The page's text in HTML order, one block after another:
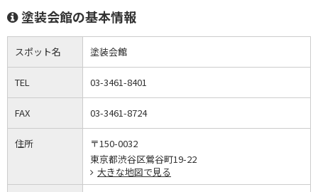
塗装会館の基本情報
スポット名 塗装会館
TEL 03-3461-8401
FAX 03-3461-8724
住所
〒150-0032
東京都渋谷区鶯谷町19-22
大きな地図で見る